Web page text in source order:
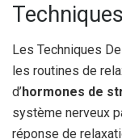
Les Techniques
les routines de
d’hormones de
système nerveux
réponse de